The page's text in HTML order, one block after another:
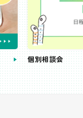
個別相談会